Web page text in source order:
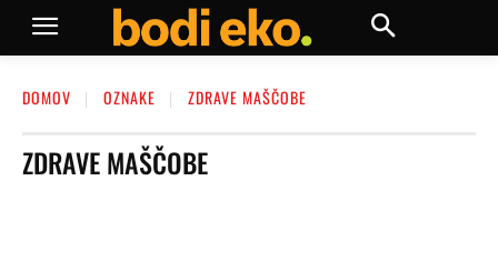
DOMOV OZNAKE ZDRAVE MAŠČOBE
ZDRAVE MAŠČOBE